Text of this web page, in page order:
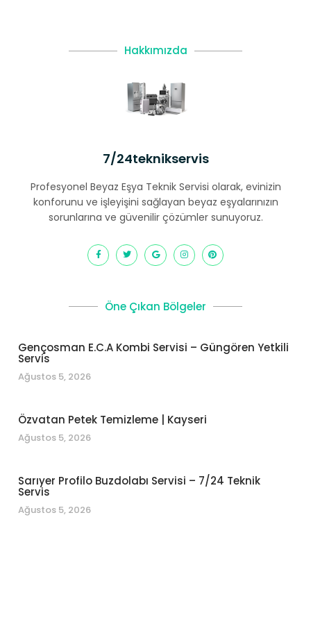
Hakkımızda
7/24teknikservis
Profesyonel Beyaz Eşya Teknik Servisi olarak, evinizin
konforunu ve işleyişini sağlayan beyaz eşyalarınızın
sorunlarına ve güvenilir çözümler sunuyoruz.
Öne Çıkan Bölgeler
Gençosman E.C.A Kombi Servisi – Güngören Yetkili
Servis
Ağustos 5, 2026
Özvatan Petek Temizleme | Kayseri
Ağustos 5, 2026
Sarıyer Profilo Buzdolabı Servisi – 7/24 Teknik
Servis
Ağustos 5, 2026